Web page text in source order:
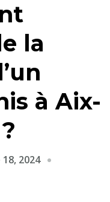
la
à Aix-
2024